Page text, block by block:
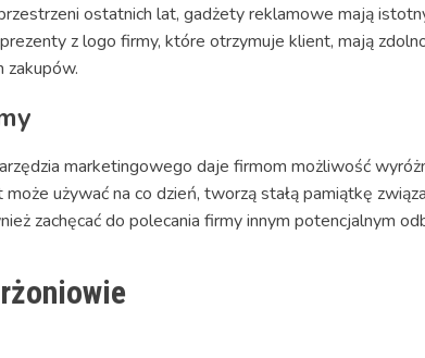
ostatnich lat, gadżety reklamowe mają
z logo firmy, które otrzymuje klient, mają
zakupów.
marketingowego daje firmom możliwość
używać na co dzień, tworzą stałą pamiątkę
zachęcać do polecania firmy innym potencjalnym